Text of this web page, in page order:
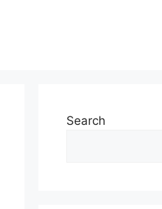
Search